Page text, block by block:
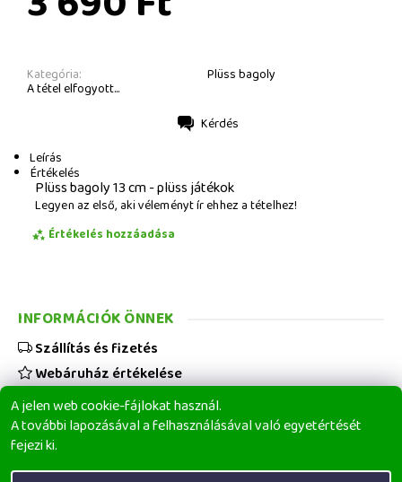
Kategória: Plüss bagoly
A tétel elfogyott...
Kérdés
Leírás
Értékelés
Plüss bagoly 13 cm - plüss játékok
Legyen az első, aki véleményt ír ehhez a tételhez!
Értékelés hozzáadása
A jelen web cookie-fájlokat használ.
A további lapozásával a felhasználásával való egyetértését
fejezi ki.
INFORMÁCIÓK ÖNNEK
Szállítás és fizetés
Webáruház értékelése
Viszonteladóknak
Üzleti feltételek
Elérhetőségeink